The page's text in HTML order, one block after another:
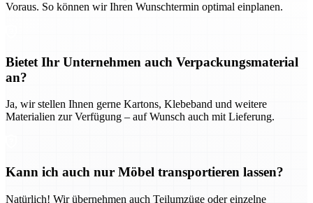
Voraus. So können wir Ihren Wunschtermin optimal einplanen.
Bietet Ihr Unternehmen auch Verpackungsmaterial
an?
Ja, wir stellen Ihnen gerne Kartons, Klebeband und weitere
Materialien zur Verfügung – auf Wunsch auch mit Lieferung.
Kann ich auch nur Möbel transportieren lassen?
Natürlich! Wir übernehmen auch Teilumzüge oder einzelne